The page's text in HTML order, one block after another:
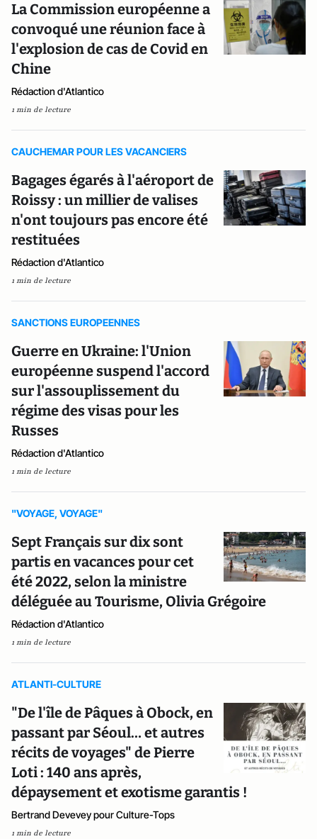
La Commission européenne a
convoqué une réunion face à
l'explosion de cas de Covid en
Chine
Rédaction d'Atlantico
1 min de lecture
CAUCHEMAR POUR LES VACANCIERS
Bagages égarés à l'aéroport de
Roissy : un millier de valises
n'ont toujours pas encore été
restituées
Rédaction d'Atlantico
1 min de lecture
SANCTIONS EUROPEENNES
Guerre en Ukraine: l'Union
européenne suspend l'accord
sur l'assouplissement du
régime des visas pour les
Russes
Rédaction d'Atlantico
1 min de lecture
"VOYAGE, VOYAGE"
Sept Français sur dix sont
partis en vacances pour cet
été 2022, selon la ministre
déléguée au Tourisme, Olivia Grégoire
Rédaction d'Atlantico
1 min de lecture
ATLANTI-CULTURE
"De l'île de Pâques à Obock, en
passant par Séoul… et autres
récits de voyages" de Pierre
Loti : 140 ans après,
dépaysement et exotisme garantis !
Bertrand Devevey pour Culture-Tops
1 min de lecture